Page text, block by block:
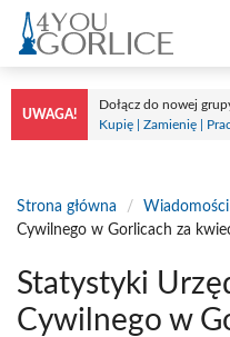
Przejdź
treści
UWAGA!
Dołącz do nowej
Kupię | Zamienię |
Strona główna / Wiadomości
Cywilnego w Gorlicach za
Statystyki
Cywilnego w